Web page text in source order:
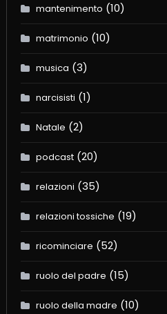
mantenimento (10)
matrimonio (10)
musica (3)
narcisisti (1)
Natale (2)
podcast(20)
relazioni (35)
relazioni tossiche (19)
ricominciare (52)
ruolo del padre (15)
ruolo della madre (10)